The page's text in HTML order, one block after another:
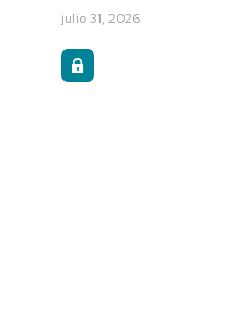
julio 31, 2026